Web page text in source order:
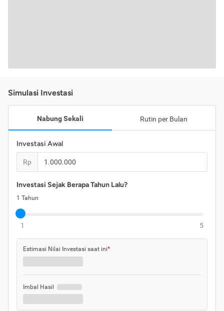
Simulasi Investasi
Nabung Sekali Rutin per Bulan
Investasi Awal
Rp
Investasi Sejak Berapa Tahun Lalu?
1 Tahun
1 5
Estimasi Nilai Investasi saat ini*
Imbal Hasil